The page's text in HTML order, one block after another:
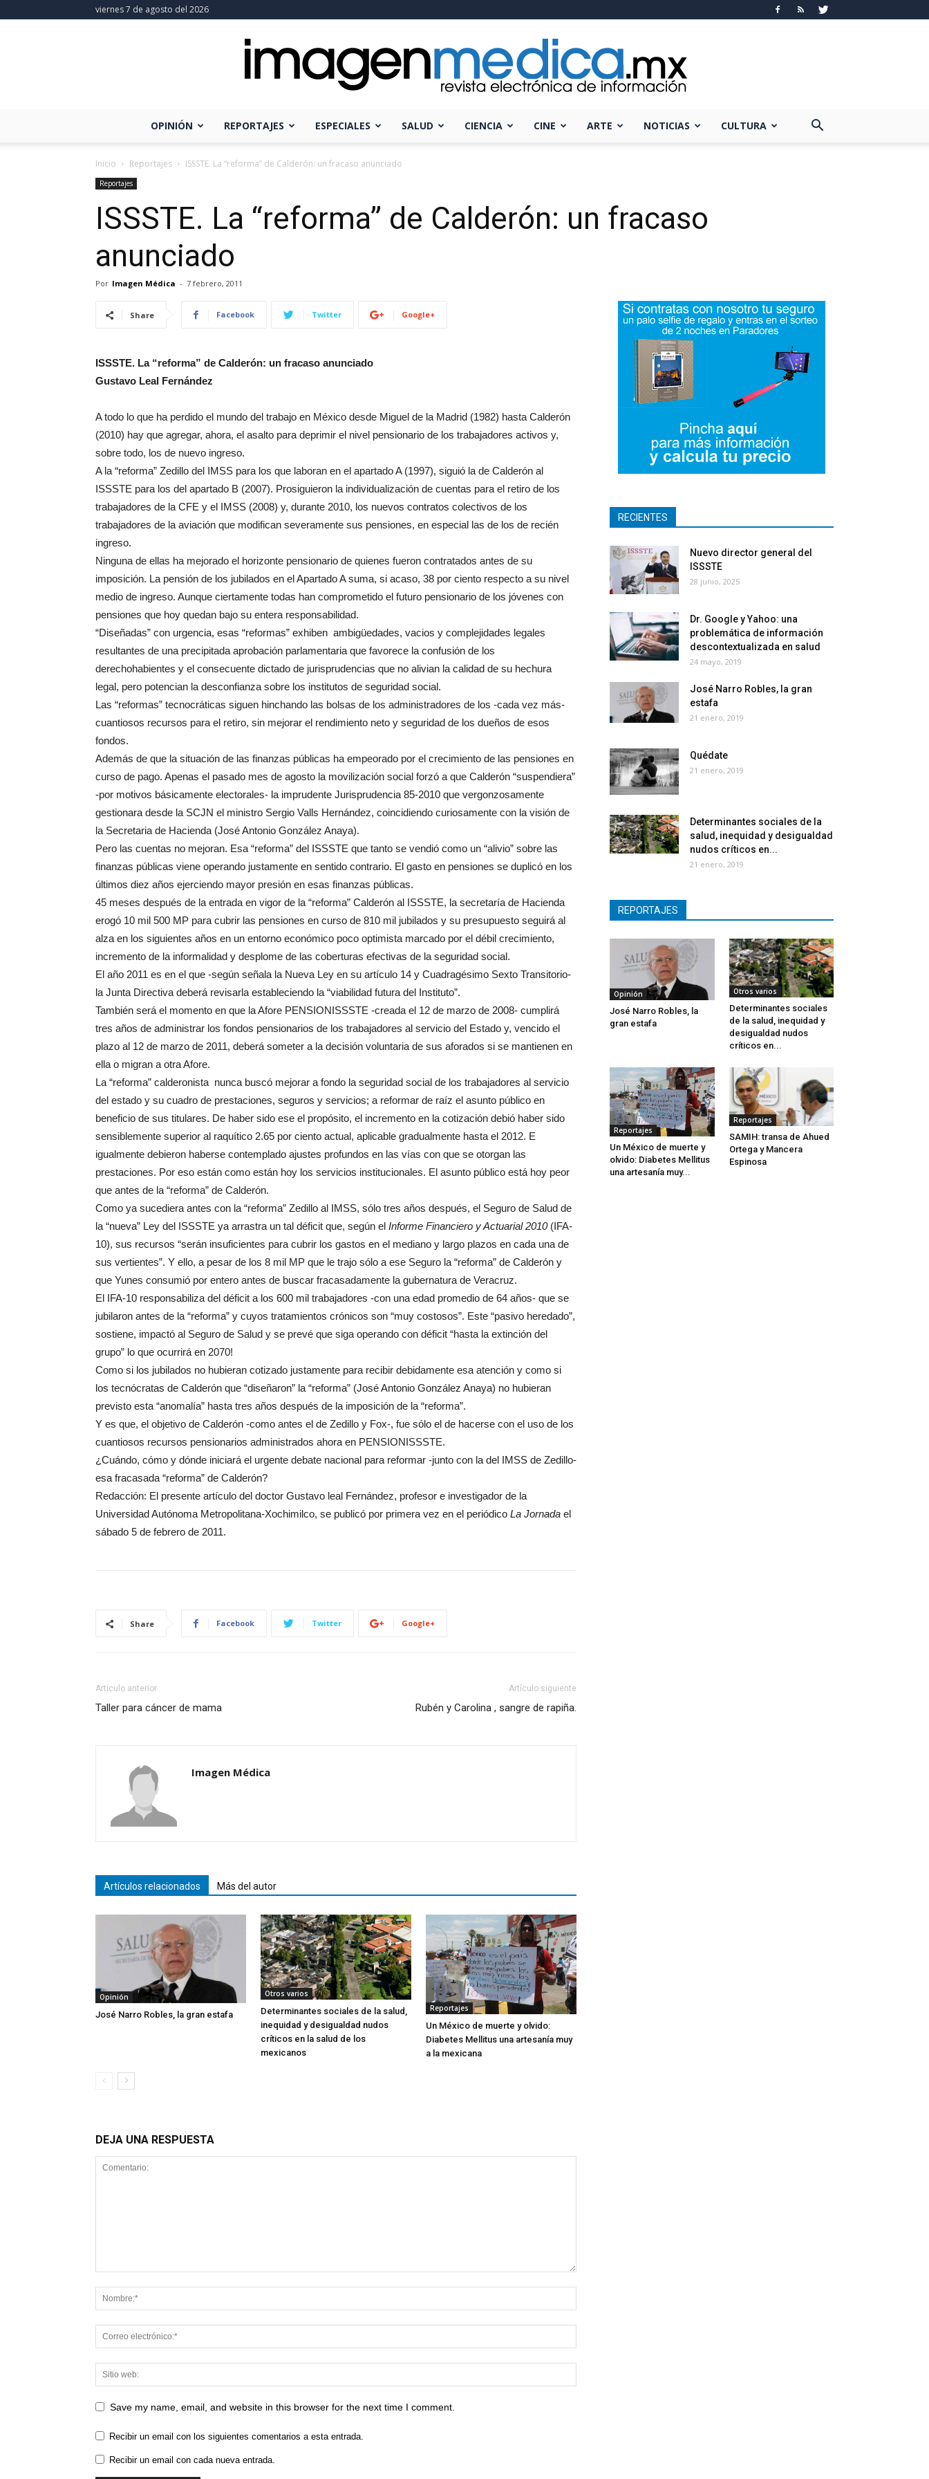
viernes 7 de agosto del 2026
OPINIÓN REPORTAJES ESPECIALES SALUD CIENCIA CINE ARTE NOTICIAS CULTURA
Inicio Reportajes ISSSTE. La “reforma” de Calderón: un fracaso anunciado
Reportajes
ISSSTE. La “reforma” de Calderón: un fracaso
anunciado
Por Imagen Médica - 7 febrero, 2011
Share Facebook Twitter Google+
ISSSTE. La “reforma” de Calderón: un fracaso anunciado
Gustavo Leal Fernández
A todo lo que ha perdido el mundo del trabajo en México desde Miguel de la Madrid (1982) hasta Calderón
(2010) hay que agregar, ahora, el asalto para deprimir el nivel pensionario de los trabajadores activos y,
sobre todo, los de nuevo ingreso.
A la “reforma” Zedillo del IMSS para los que laboran en el apartado A (1997), siguió la de Calderón al
ISSSTE para los del apartado B (2007). Prosiguieron la individualización de cuentas para el retiro de los
trabajadores de la CFE y el IMSS (2008) y, durante 2010, los nuevos contratos colectivos de los
trabajadores de la aviación que modifican severamente sus pensiones, en especial las de los de recién
ingreso.
Ninguna de ellas ha mejorado el horizonte pensionario de quienes fueron contratados antes de su
imposición. La pensión de los jubilados en el Apartado A suma, si acaso, 38 por ciento respecto a su nivel
medio de ingreso. Aunque ciertamente todas han comprometido el futuro pensionario de los jóvenes con
pensiones que hoy quedan bajo su entera responsabilidad.
“Diseñadas” con urgencia, esas “reformas” exhiben ambigüedades, vacios y complejidades legales
resultantes de una precipitada aprobación parlamentaria que favorece la confusión de los
derechohabientes y el consecuente dictado de jurisprudencias que no alivian la calidad de su hechura
legal, pero potencian la desconfianza sobre los institutos de seguridad social.
Las “reformas” tecnocráticas siguen hinchando las bolsas de los administradores de los -cada vez más-
cuantiosos recursos para el retiro, sin mejorar el rendimiento neto y seguridad de los dueños de esos
fondos.
Además de que la situación de las finanzas públicas ha empeorado por el crecimiento de las pensiones en
curso de pago. Apenas el pasado mes de agosto la movilización social forzó a que Calderón “suspendiera”
-por motivos básicamente electorales- la imprudente Jurisprudencia 85-2010 que vergonzosamente
gestionara desde la SCJN el ministro Sergio Valls Hernández, coincidiendo curiosamente con la visión de
la Secretaria de Hacienda (José Antonio González Anaya).
Pero las cuentas no mejoran. Esa “reforma” del ISSSTE que tanto se vendió como un “alivio” sobre las
finanzas públicas viene operando justamente en sentido contrario. El gasto en pensiones se duplicó en los
últimos diez años ejerciendo mayor presión en esas finanzas públicas.
45 meses después de la entrada en vigor de la “reforma” Calderón al ISSSTE, la secretaría de Hacienda
erogó 10 mil 500 MP para cubrir las pensiones en curso de 810 mil jubilados y su presupuesto seguirá al
alza en los siguientes años en un entorno económico poco optimista marcado por el débil crecimiento,
incremento de la informalidad y desplome de las coberturas efectivas de la seguridad social.
El año 2011 es en el que -según señala la Nueva Ley en su artículo 14 y Cuadragésimo Sexto Transitorio-
la Junta Directiva deberá revisarla estableciendo la “viabilidad futura del Instituto”.
También será el momento en que la Afore PENSIONISSSTE -creada el 12 de marzo de 2008- cumplirá
tres años de administrar los fondos pensionarios de los trabajadores al servicio del Estado y, vencido el
plazo al 12 de marzo de 2011, deberá someter a la decisión voluntaria de sus aforados si se mantienen en
ella o migran a otra Afore.
La “reforma” calderonista nunca buscó mejorar a fondo la seguridad social de los trabajadores al servicio
del estado y su cuadro de prestaciones, seguros y servicios; a reformar de raíz el asunto público en
beneficio de sus titulares. De haber sido ese el propósito, el incremento en la cotización debió haber sido
sensiblemente superior al raquítico 2.65 por ciento actual, aplicable gradualmente hasta el 2012. E
igualmente debieron haberse contemplado ajustes profundos en las vías con que se otorgan las
prestaciones. Por eso están como están hoy los servicios institucionales. El asunto público está hoy peor
que antes de la “reforma” de Calderón.
Como ya sucediera antes con la “reforma” Zedillo al IMSS, sólo tres años después, el Seguro de Salud de
la “nueva” Ley del ISSSTE ya arrastra un tal déficit que, según el Informe Financiero y Actuarial 2010 (IFA-
10), sus recursos “serán insuficientes para cubrir los gastos en el mediano y largo plazos en cada una de
sus vertientes”. Y ello, a pesar de los 8 mil MP que le trajo sólo a ese Seguro la “reforma” de Calderón y
que Yunes consumió por entero antes de buscar fracasadamente la gubernatura de Veracruz.
El IFA-10 responsabiliza del déficit a los 600 mil trabajadores -con una edad promedio de 64 años- que se
jubilaron antes de la “reforma” y cuyos tratamientos crónicos son “muy costosos”. Este “pasivo heredado”,
sostiene, impactó al Seguro de Salud y se prevé que siga operando con déficit “hasta la extinción del
grupo” lo que ocurrirá en 2070!
Como si los jubilados no hubieran cotizado justamente para recibir debidamente esa atención y como si
los tecnócratas de Calderón que “diseñaron” la “reforma” (José Antonio González Anaya) no hubieran
previsto esta “anomalía” hasta tres años después de la imposición de la “reforma”.
Y es que, el objetivo de Calderón -como antes el de Zedillo y Fox-, fue sólo el de hacerse con el uso de los
cuantiosos recursos pensionarios administrados ahora en PENSIONISSSTE.
¿Cuándo, cómo y dónde iniciará el urgente debate nacional para reformar -junto con la del IMSS de Zedillo-
esa fracasada “reforma” de Calderón?
Redacción: El presente artículo del doctor Gustavo leal Fernández, profesor e investigador de la
Universidad Autónoma Metropolitana-Xochimilco, se publicó por primera vez en el periódico La Jornada el
sábado 5 de febrero de 2011.
Share Facebook Twitter Google+
Artículo anterior
Taller para cáncer de mama
Artículo siguiente
Rubén y Carolina , sangre de rapiña.
Imagen Médica
Artículos relacionados Más del autor
Opinión
José Narro Robles, la gran estafa
Otros varios
Determinantes sociales de la salud,
inequidad y desigualdad nudos
críticos en la salud de los
mexicanos
Reportajes
Un México de muerte y olvido:
Diabetes Mellitus una artesanía muy
a la mexicana
DEJA UNA RESPUESTA
Save my name, email, and website in this browser for the next time I comment.
Recibir un email con los siguientes comentarios a esta entrada.
Recibir un email con cada nueva entrada.
RECIENTES
Nuevo director general del
ISSSTE
28 junio, 2025
Dr. Google y Yahoo: una
problemática de información
descontextualizada en salud
24 mayo, 2019
José Narro Robles, la gran
estafa
21 enero, 2019
Quédate
21 enero, 2019
Determinantes sociales de la
salud, inequidad y desigualdad
nudos críticos en...
21 enero, 2019
REPORTAJES
Opinión
José Narro Robles, la
gran estafa
Otros varios
Determinantes sociales
de la salud, inequidad y
desigualdad nudos
críticos en...
Reportajes
Un México de muerte y
olvido: Diabetes Mellitus
una artesanía muy...
Reportajes
SAMIH: transa de Ahued
Ortega y Mancera
Espinosa